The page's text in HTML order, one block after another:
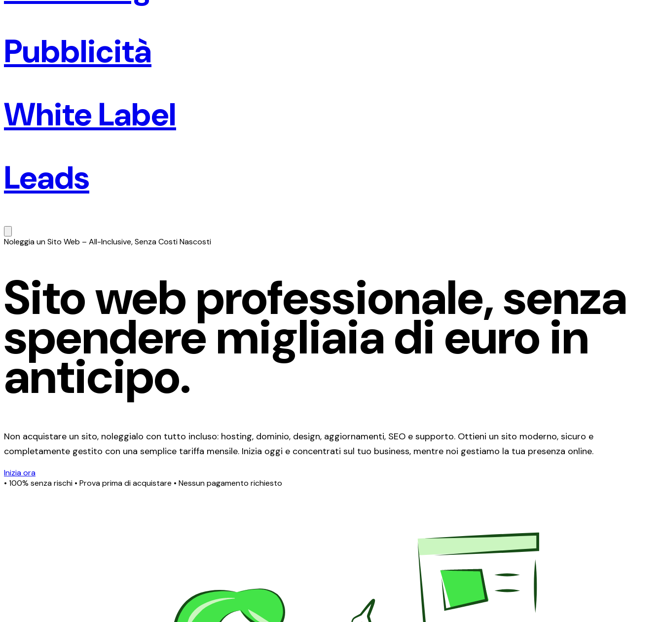
Pubblicità
White Label
Leads
Noleggia un Sito Web – All-Inclusive, Senza Costi Nascosti
Sito web professionale, senza
spendere migliaia di euro in
anticipo.
Non acquistare un sito, noleggialo con tutto incluso: hosting, dominio, design, aggiornamenti, SEO e supporto. Ottieni un sito moderno, sicuro e
completamente gestito con una semplice tariffa mensile. Inizia oggi e concentrati sul tuo business, mentre noi gestiamo la tua presenza online.
Inizia ora
• 100% senza rischi • Prova prima di acquistare • Nessun pagamento richiesto